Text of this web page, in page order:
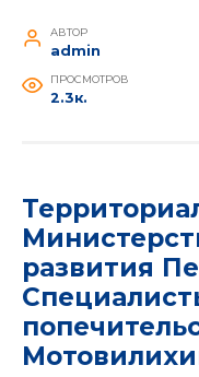
АВТОР
admin
ПРОСМОТРОВ
2.3к.
развития